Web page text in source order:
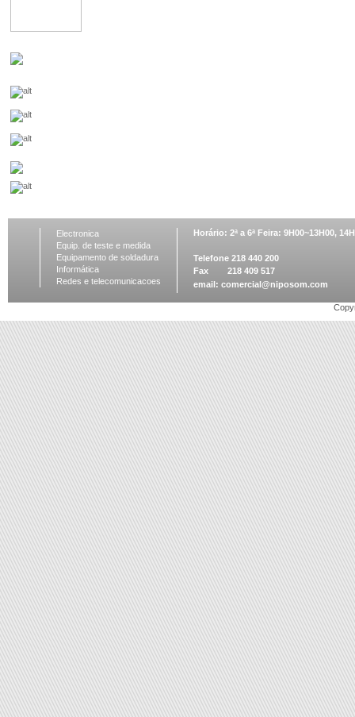
Electronica
Equip. de teste e medida
Equipamento de soldadura
Informática
Redes e telecomunicacoes
Horário: 2ª a 6ª Feira: 9H00~13H00,
Telefone 218 440 200
Fax 218 409 517
email: comercial@niposom.com